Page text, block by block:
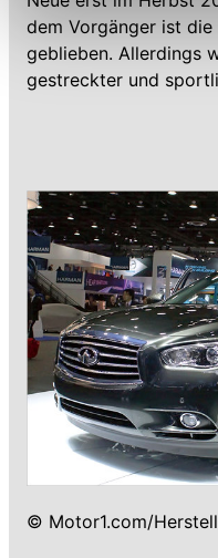
Einschränkung
Funktionalitäten der
können die
dem Vorgänger ist
geblieben. Allerdings
gestreckter und
© Motor1.com/